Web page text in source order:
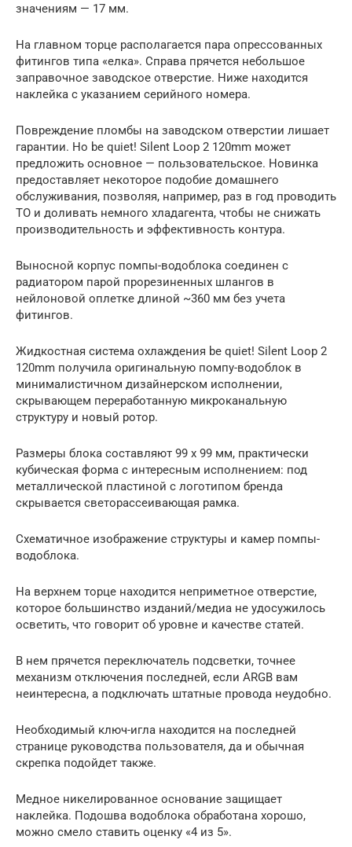
значениям — 17 мм.
На главном торце располагается пара опрессованных
фитингов типа «елка». Справа прячется небольшое
заправочное заводское отверстие. Ниже находится
наклейка с указанием серийного номера.
Повреждение пломбы на заводском отверстии лишает
гарантии. Но be quiet! Silent Loop 2 120mm может
предложить основное — пользовательское. Новинка
предоставляет некоторое подобие домашнего
обслуживания, позволяя, например, раз в год проводить
ТО и доливать немного хладагента, чтобы не снижать
производительность и эффективность контура.
Выносной корпус помпы-водоблока соединен с
радиатором парой прорезиненных шлангов в
нейлоновой оплетке длиной ~360 мм без учета
фитингов.
Жидкостная система охлаждения be quiet! Silent Loop 2
120mm получила оригинальную помпу-водоблок в
минималистичном дизайнерском исполнении,
скрывающем переработанную микроканальную
структуру и новый ротор.
Размеры блока составляют 99 х 99 мм, практически
кубическая форма с интересным исполнением: под
металлической пластиной с логотипом бренда
скрывается светорассеивающая рамка.
Схематичное изображение структуры и камер помпы-
водоблока.
На верхнем торце находится неприметное отверстие,
которое большинство изданий/медиа не удосужилось
осветить, что говорит об уровне и качестве статей.
В нем прячется переключатель подсветки, точнее
механизм отключения последней, если ARGB вам
неинтересна, а подключать штатные провода неудобно.
Необходимый ключ-игла находится на последней
странице руководства пользователя, да и обычная
скрепка подойдет также.
Медное никелированное основание защищает
наклейка. Подошва водоблока обработана хорошо,
можно смело ставить оценку «4 из 5».